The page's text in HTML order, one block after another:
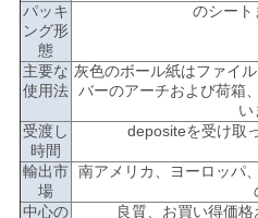
パッキ
ング形
態
のシート
主要な
使用法
灰色のボール紙はファイ
バーのアーチおよび荷箱
い
受渡し
時間
depositeを受け取
輸出市
場
南アメリカ、ヨーロッパ
中心の
良質、お買い得価